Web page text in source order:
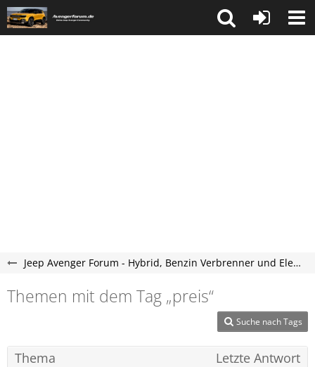
Jeep Avenger Forum - Hybrid, Benzin Verbrenner und Elektroauto Forum
Themen mit dem Tag „preis“
Suche nach Tags
Thema Letzte Antwort